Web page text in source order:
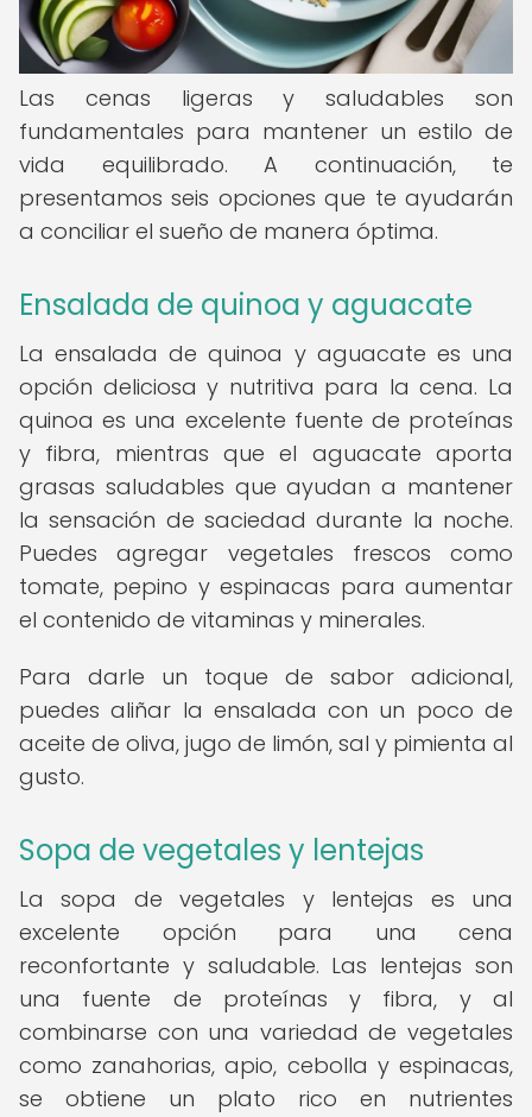
Las cenas ligeras y saludables son
fundamentales para mantener un estilo de
vida equilibrado. A continuación, te
presentamos seis opciones que te ayudarán
a conciliar el sueño de manera óptima.
Ensalada de quinoa y aguacate
La ensalada de quinoa y aguacate es una
opción deliciosa y nutritiva para la cena. La
quinoa es una excelente fuente de proteínas
y fibra, mientras que el aguacate aporta
grasas saludables que ayudan a mantener
la sensación de saciedad durante la noche.
Puedes agregar vegetales frescos como
tomate, pepino y espinacas para aumentar
el contenido de vitaminas y minerales.
Para darle un toque de sabor adicional,
puedes aliñar la ensalada con un poco de
aceite de oliva, jugo de limón, sal y pimienta al
gusto.
Sopa de vegetales y lentejas
La sopa de vegetales y lentejas es una
excelente opción para una cena
reconfortante y saludable. Las lentejas son
una fuente de proteínas y fibra, y al
combinarse con una variedad de vegetales
como zanahorias, apio, cebolla y espinacas,
se obtiene un plato rico en nutrientes